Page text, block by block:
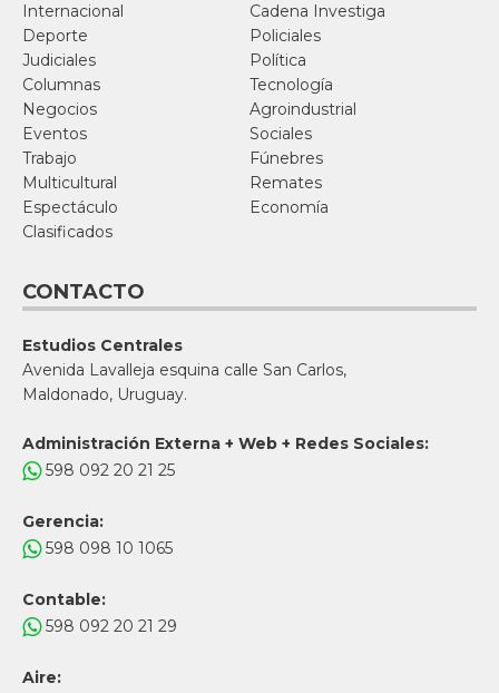
Internacional
Cadena Investiga
Deporte
Policiales
Judiciales
Política
Columnas
Tecnología
Negocios
Agroindustrial
Eventos
Sociales
Trabajo
Fúnebres
Multicultural
Remates
Espectáculo
Economía
Clasificados
CONTACTO
Estudios Centrales
Avenida Lavalleja esquina calle San Carlos,
Maldonado, Uruguay.
Administración Externa + Web + Redes Sociales:
598 092 20 21 25
Gerencia:
598 098 10 1065
Contable:
598 092 20 21 29
Aire: